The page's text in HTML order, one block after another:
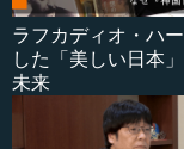
ラフカディオ・ハ
した「美しい日本
未来